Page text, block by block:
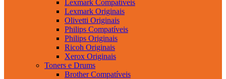
Lexmark Compatíveis
Lexmark Originais
Olivetti Originais
Philips Compatíveis
Philips Originais
Ricoh Originais
Xerox Originais
Toners e Drums
Brother Compatíveis